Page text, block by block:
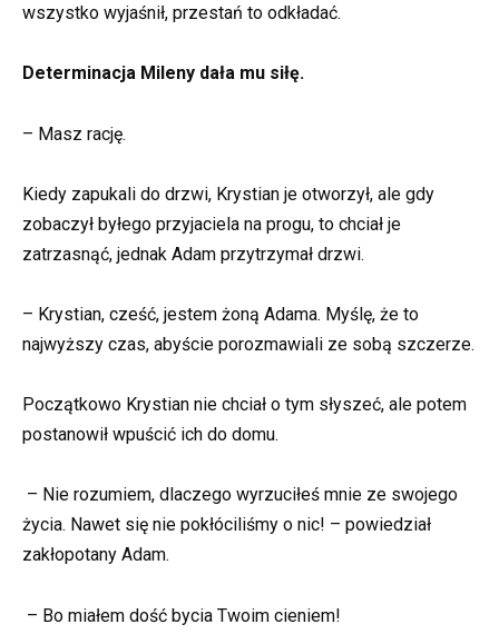
wszystko wyjaśnił, przestań to odkładać.
Determinacja Mileny dała mu siłę.
– Masz rację.
Kiedy zapukali do drzwi, Krystian je otworzył, ale gdy
zobaczył byłego przyjaciela na progu, to chciał je
zatrzasnąć, jednak Adam przytrzymał drzwi.
– Krystian, cześć, jestem żoną Adama. Myślę, że to
najwyższy czas, abyście porozmawiali ze sobą szczerze.
Początkowo Krystian nie chciał o tym słyszeć, ale potem
postanowił wpuścić ich do domu.
– Nie rozumiem, dlaczego wyrzuciłeś mnie ze swojego
życia. Nawet się nie pokłóciliśmy o nic! – powiedział
zakłopotany Adam.
– Bo miałem dość bycia Twoim cieniem!